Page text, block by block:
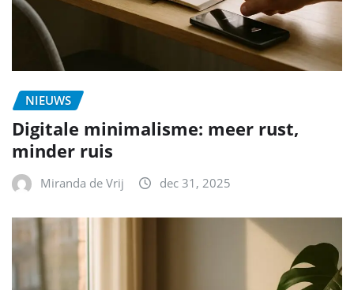
NIEUWS
Digitale minimalisme: meer rust,
minder ruis
Miranda de Vrij dec 31, 2025